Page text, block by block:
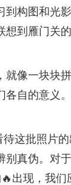
到构图和光
到雁门关的
就像一块块
自的意义。
这批照片
别真伪。对
出现，我